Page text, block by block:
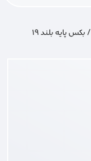
/ بکس پایه بلند 19